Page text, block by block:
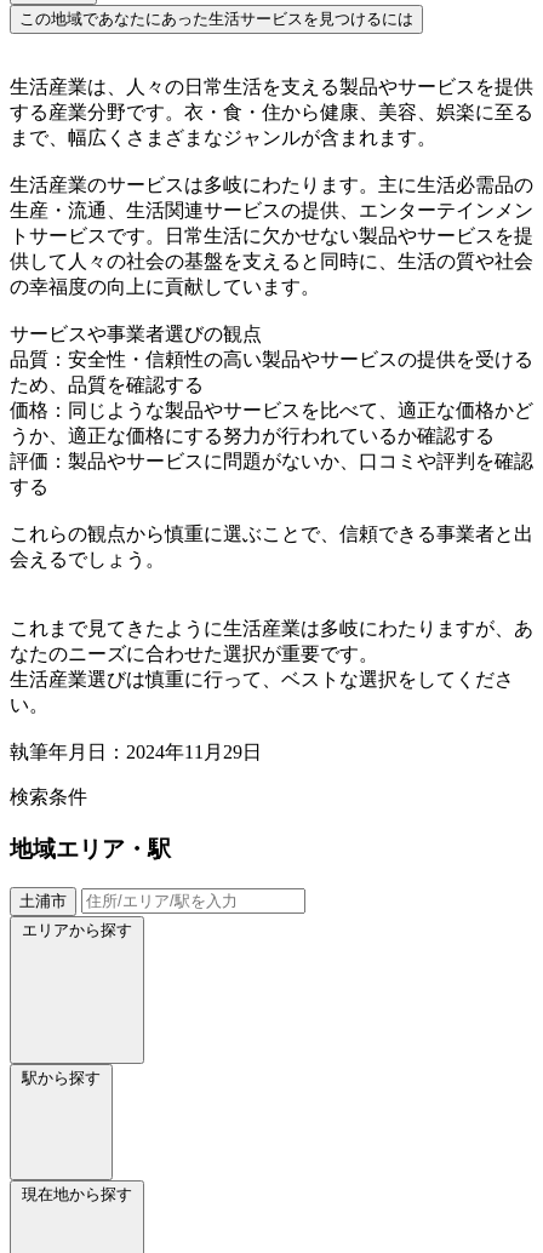
この地域であなたにあった生活サービスを見つけるには
生活産業は、人々の日常生活を支える製品やサービスを提供
する産業分野です。衣・食・住から健康、美容、娯楽に至る
まで、幅広くさまざまなジャンルが含まれます。
生活産業のサービスは多岐にわたります。主に生活必需品の
生産・流通、生活関連サービスの提供、エンターテインメン
トサービスです。日常生活に欠かせない製品やサービスを提
供して人々の社会の基盤を支えると同時に、生活の質や社会
の幸福度の向上に貢献しています。
サービスや事業者選びの観点
品質：安全性・信頼性の高い製品やサービスの提供を受ける
ため、品質を確認する
価格：同じような製品やサービスを比べて、適正な価格かど
うか、適正な価格にする努力が行われているか確認する
評価：製品やサービスに問題がないか、口コミや評判を確認
する
これらの観点から慎重に選ぶことで、信頼できる事業者と出
会えるでしょう。
これまで見てきたように生活産業は多岐にわたりますが、あ
なたのニーズに合わせた選択が重要です。
生活産業選びは慎重に行って、ベストな選択をしてくださ
い。
執筆年月日：2024年11月29日
検索条件
地域エリア・駅
土浦市
エリアから探す
駅から探す
現在地から探す